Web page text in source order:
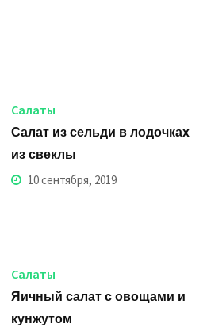
Салаты
Салат из сельди в лодочках
из свеклы
10 сентября, 2019
Салаты
Яичный салат с овощами и
кунжутом